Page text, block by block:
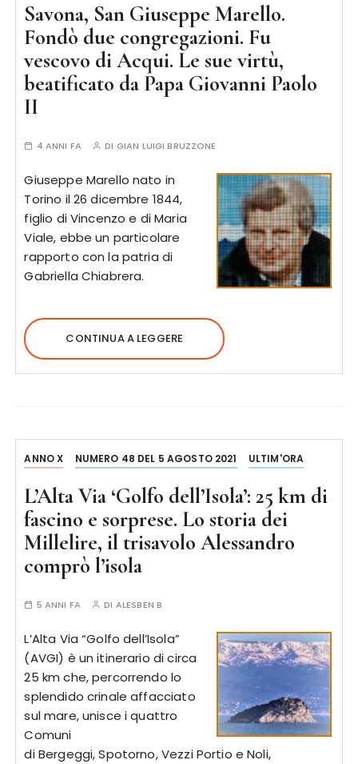
Savona, San Giuseppe Marello.
Fondò due congregazioni. Fu
vescovo di Acqui. Le sue virtù,
beatificato da Papa Giovanni Paolo
II
4 ANNI FA DI GIAN LUIGI BRUZZONE
Giuseppe Marello nato in
Torino il 26 dicembre 1844,
figlio di Vincenzo e di Maria
Viale, ebbe un particolare
rapporto con la patria di
Gabriella Chiabrera.
CONTINUA A LEGGERE
ANNO X NUMERO 48 DEL 5 AGOSTO 2021 ULTIM'ORA
L’Alta Via ‘Golfo dell’Isola’: 25 km di
fascino e sorprese. Lo storia dei
Millelire, il trisavolo Alessandro
comprò l’isola
5 ANNI FA DI ALESBEN B
L’Alta Via “Golfo dell’Isola”
(AVGI) è un itinerario di circa
25 km che, percorrendo lo
splendido crinale affacciato
sul mare, unisce i quattro
Comuni
di Bergeggi, Spotorno, Vezzi Portio e Noli,